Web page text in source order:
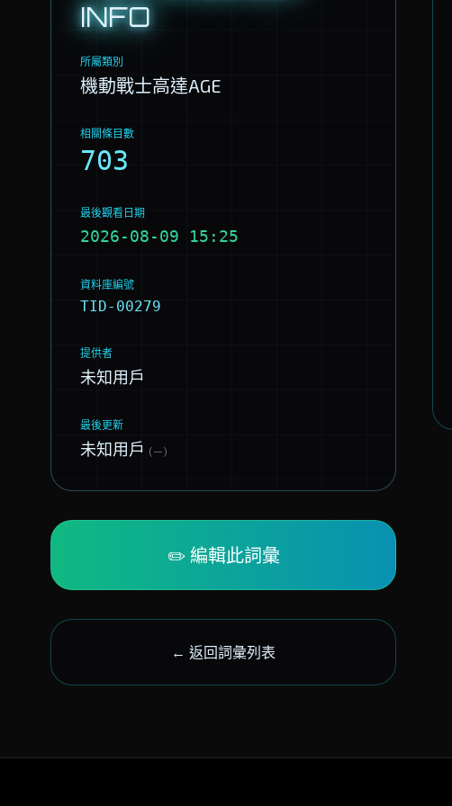
INFO
所屬類別
機動戰士高達AGE
相關條目數
703
最後觀看日期
2026-08-09 15:25
資料庫編號
TID-00279
提供者
未知用戶
最後更新
未知用戶 (—)
✏️ 編輯此詞彙
← 返回詞彙列表